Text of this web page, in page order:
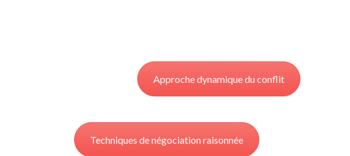
Approche dynamique du conflit
Techniques de négociation raisonnée